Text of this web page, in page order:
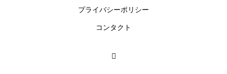
プライバシーポリシー
コンタクト